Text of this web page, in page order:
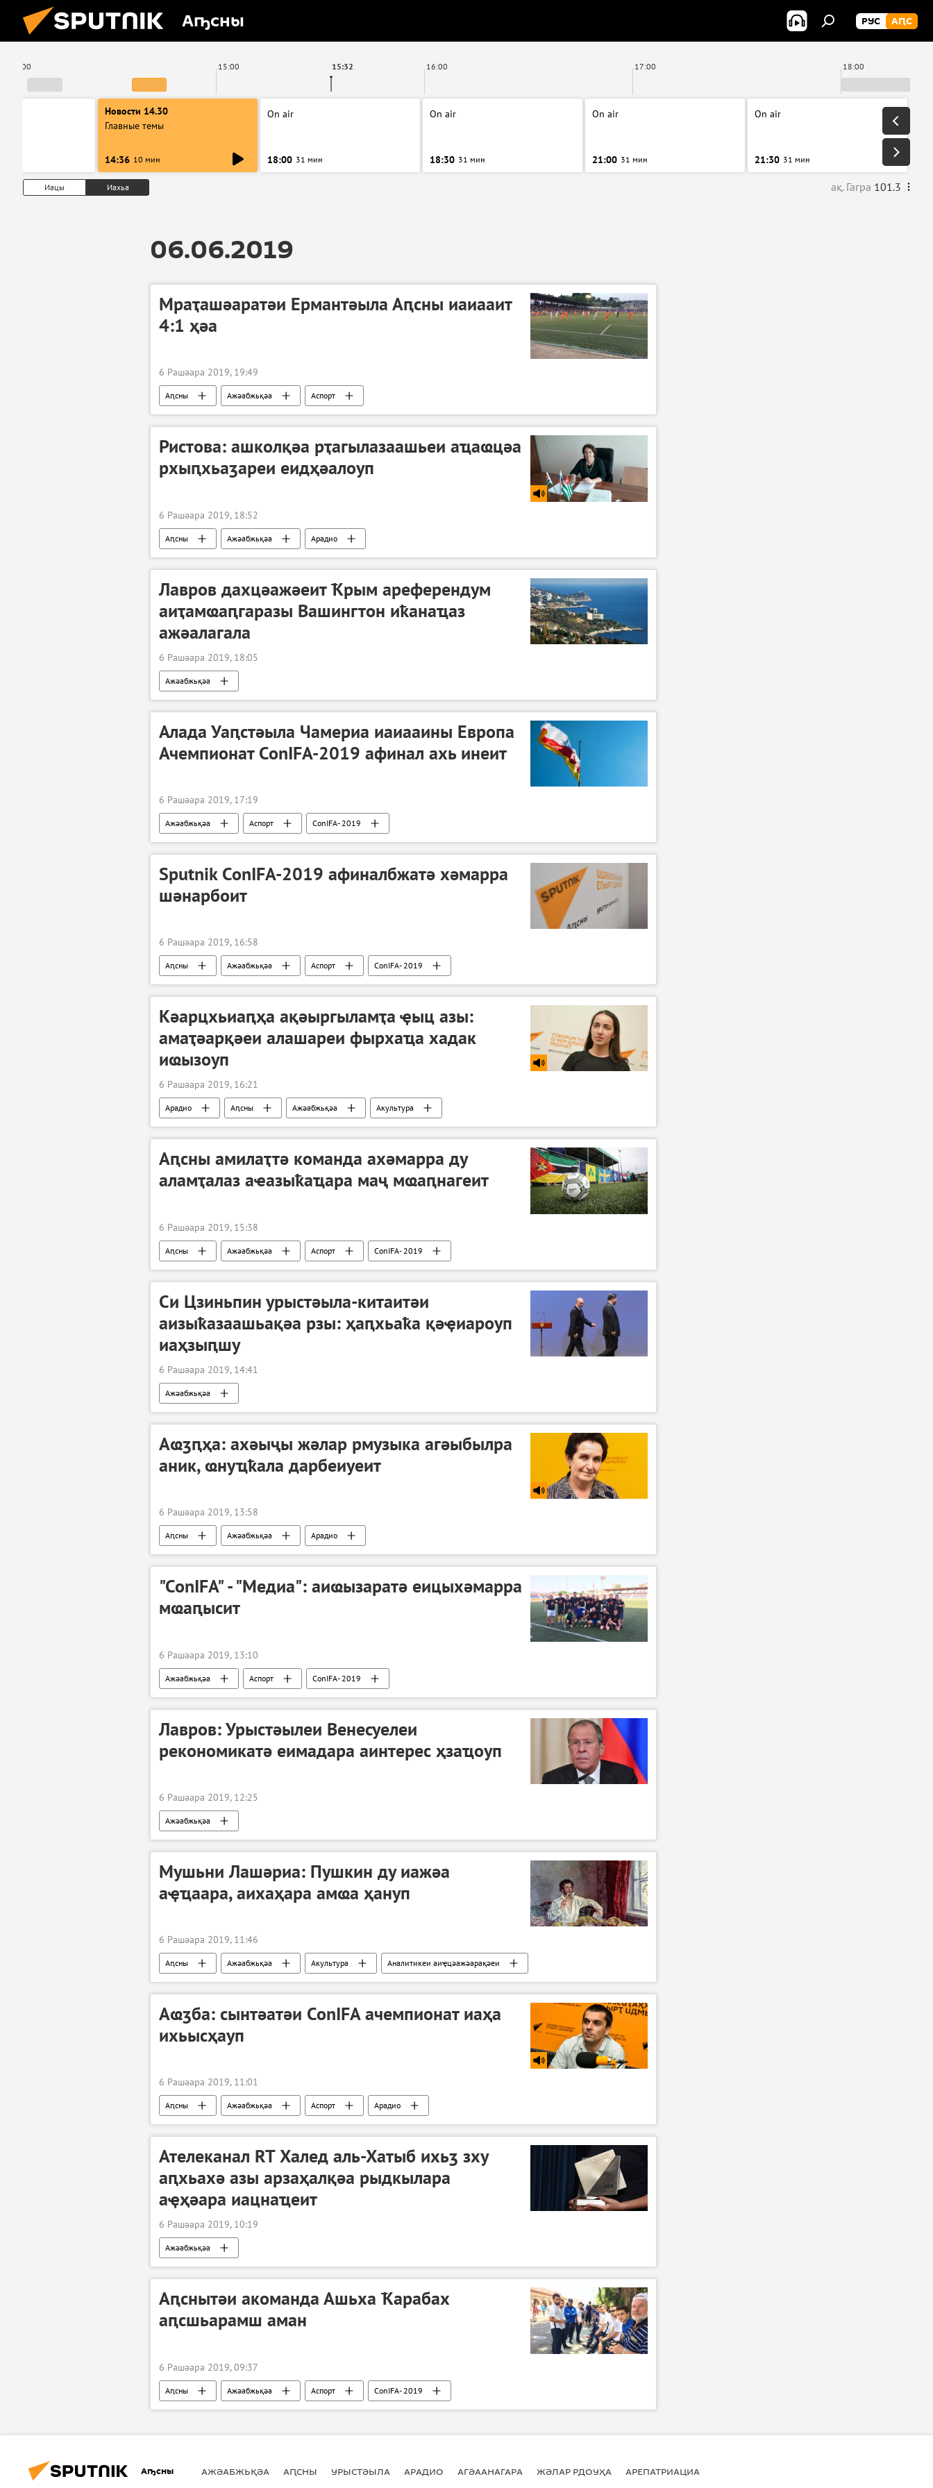
Аҧсны РУС АԤС
14:00 15:00 16:00 17:00 18:00
15:32
Новости 14.30
Главные темы
14:36 10 мин
On air
18:00 31 мин
On air
18:30 31 мин
On air
21:00 31 мин
On air
21:30 31 мин
Иацы Иахьа ақ. Гагра 101.3
06.06.2019
Мраҭашәаратәи Ермантәыла Аԥсны иаиааит
4:1 ҳәа
6 Рашәара 2019, 19:49
Аԥсны Ажәабжьқәа Аспорт
Ристова: ашколқәа рҭагылазаашьеи аҵаҩцәа
рхыԥхьаӡареи еидҳәалоуп
6 Рашәара 2019, 18:52
Аԥсны Ажәабжьқәа Арадио
Лавров дахцәажәеит Ҟрым ареферендум
аиҭамҩаԥгаразы Вашингтон иҟанаҵаз
ажәалагала
6 Рашәара 2019, 18:05
Ажәабжьқәа
Алада Уаԥстәыла Чамериа иаиааины Европа
Ачемпионат ConIFA-2019 афинал ахь инеит
6 Рашәара 2019, 17:19
Ажәабжьқәа Аспорт ConIFA- 2019
Sputnik ConIFA-2019 афиналбжатә хәмарра
шәнарбоит
6 Рашәара 2019, 16:58
Аԥсны Ажәабжьқәа Аспорт ConIFA- 2019
Кәарцхьиаԥҳа ақәыргыламҭа ҿыц азы:
амаҭәарқәеи алашареи фырхаҵа хадак
иҩызоуп
6 Рашәара 2019, 16:21
Арадио Аԥсны Ажәабжьқәа Акультура
Аԥсны амилаҭтә команда ахәмарра ду
аламҭалаз аҽазыҟаҵара маҷ мҩаԥнагеит
6 Рашәара 2019, 15:38
Аԥсны Ажәабжьқәа Аспорт ConIFA- 2019
Си Цзиньпин урыстәыла-китаитәи
аизыҟазаашьақәа рзы: ҳаԥхьаҟа қәҿиароуп
иаҳзыԥшу
6 Рашәара 2019, 14:41
Ажәабжьқәа
Аҩӡԥҳа: ахәыҷы жәлар рмузыка агәыбылра
аник, ҩнуҵҟала дарбеиуеит
6 Рашәара 2019, 13:58
Аԥсны Ажәабжьқәа Арадио
"ConIFA" - "Медиа": аиҩызаратә еицыхәмарра
мҩаԥысит
6 Рашәара 2019, 13:10
Ажәабжьқәа Аспорт ConIFA- 2019
Лавров: Урыстәылеи Венесуелеи
рекономикатә еимадара аинтерес ҳзаҵоуп
6 Рашәара 2019, 12:25
Ажәабжьқәа
Мушьни Лашәриа: Пушкин ду иажәа
аҿҵаара, аихаҳара амҩа ҳануп
6 Рашәара 2019, 11:46
Аԥсны Ажәабжьқәа Акультура Аналитикеи аиҿцәажәарақәеи
Аҩӡба: сынтәатәи ConIFA ачемпионат иаҳа
ихьысҳауп
6 Рашәара 2019, 11:01
Аԥсны Ажәабжьқәа Аспорт Арадио
Ателеканал RT Халед аль-Хатыб ихьӡ зху
аԥхьахә азы арзаҳалқәа рыдкылара
аҿҳәара иацнаҵеит
6 Рашәара 2019, 10:19
Ажәабжьқәа
Аԥснытәи акоманда Ашьха Ҟарабах
аԥсшьарамш аман
6 Рашәара 2019, 09:37
Аԥсны Ажәабжьқәа Аспорт ConIFA- 2019
Аҧсны АЖӘАБЖЬҚӘА АԤСНЫ УРЫСТӘЫЛА АРАДИО АГӘААНАГАРА ЖӘЛАР РДОУҲА АРЕПАТРИАЦИА